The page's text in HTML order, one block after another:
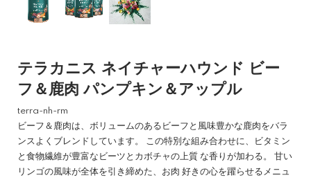
テラカニス ネイチャーハウンド ビー
フ＆鹿肉 パンプキン＆アップル
terra-nh-rm
ビーフ＆鹿肉は、ボリュームのあるビーフと風味豊かな鹿肉をバラ
ンスよくブレンドしています。 この特別な組み合わせに、ビタミン
と食物繊維が豊富なビーツとカボチャの上質 な香りが加わる。 甘い
リンゴの風味が全体を引き締めた、お肉 好きの心を躍らせるメニュ